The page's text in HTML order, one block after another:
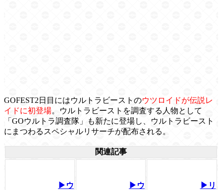
GOFEST2日目にはウルトラビーストのウツロイドが伝説レ
イドに初登場。ウルトラビーストを調査する人物として
「GOウルトラ調査隊」も新たに登場し、ウルトラビースト
にまつわるスペシャルリサーチが配布される。
関連記事
▶ウ
▶ウ
▶リ